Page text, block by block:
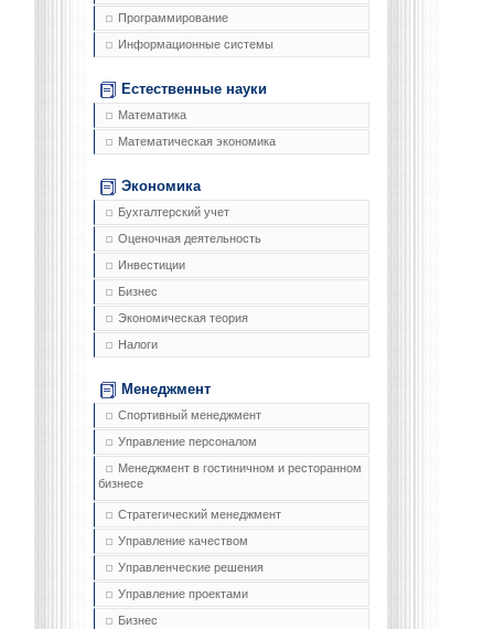
Программирование
Информационные системы
Естественные науки
Математика
Математическая экономика
Экономика
Бухгалтерский учет
Оценочная деятельность
Инвестиции
Бизнес
Экономическая теория
Налоги
Менеджмент
Спортивный менеджмент
Управление персоналом
Менеджмент в гостиничном и ресторанном
бизнесе
Стратегический менеджмент
Управление качеством
Управленческие решения
Управление проектами
Бизнес